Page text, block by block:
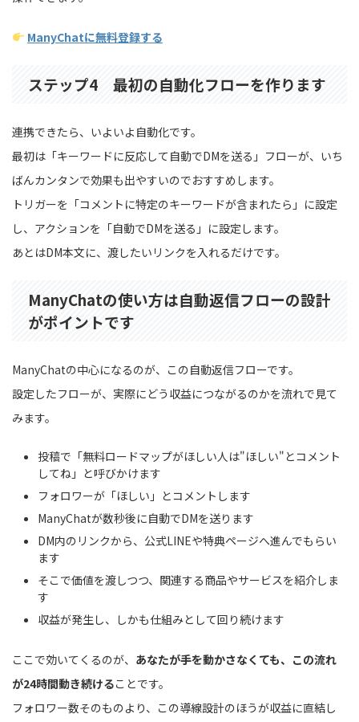
ManyChatに無料登録する
ステップ4 最初の自動化フローを作ります
連携できたら、いよいよ自動化です。
最初は「キーワードに反応して自動でDMを送る」フローが、いち
ばんカンタンで効果も出やすいのでおすすめします。
トリガーを「コメントに特定のキーワードが含まれたら」に設定
し、アクションを「自動でDMを送る」に設定します。
あとはDM本文に、渡したいリンクを入れるだけです。
ManyChatの使い方は自動返信フローの設計
がポイントです
ManyChatの中心になるのが、この自動返信フローです。
設定したフローが、実際にどう収益につながるのかを流れで見て
みます。
投稿で「無料ロードマップがほしい人は"ほしい"とコメント
してね」と呼びかけます
フォロワーが「ほしい」とコメントします
ManyChatが数秒後に自動でDMを送ります
DM内のリンクから、公式LINEや特典ページへ進んでもらい
ます
そこで価値を渡しつつ、関連する商品やサービスを紹介しま
す
収益が発生し、しかも仕組みとして回り続けます
ここで効いてくるのが、 あなたが手を動かさなくても、この流れ
が24時間動き続けることです。
フォロワー数そのものより、この導線設計のほうが収益に直結し